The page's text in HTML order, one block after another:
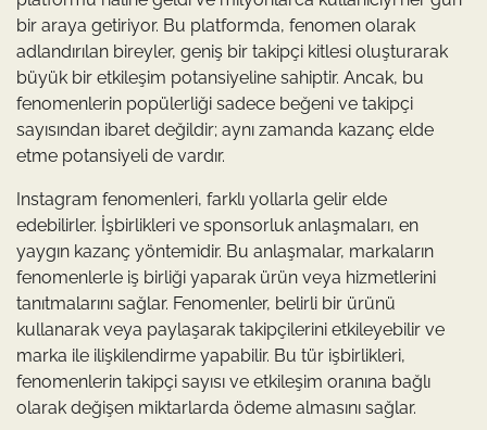
bir araya getiriyor. Bu platformda, fenomen olarak
adlandırılan bireyler, geniş bir takipçi kitlesi oluşturarak
büyük bir etkileşim potansiyeline sahiptir. Ancak, bu
fenomenlerin popülerliği sadece beğeni ve takipçi
sayısından ibaret değildir; aynı zamanda kazanç elde
etme potansiyeli de vardır.
Instagram fenomenleri, farklı yollarla gelir elde
edebilirler. İşbirlikleri ve sponsorluk anlaşmaları, en
yaygın kazanç yöntemidir. Bu anlaşmalar, markaların
fenomenlerle iş birliği yaparak ürün veya hizmetlerini
tanıtmalarını sağlar. Fenomenler, belirli bir ürünü
kullanarak veya paylaşarak takipçilerini etkileyebilir ve
marka ile ilişkilendirme yapabilir. Bu tür işbirlikleri,
fenomenlerin takipçi sayısı ve etkileşim oranına bağlı
olarak değişen miktarlarda ödeme almasını sağlar.